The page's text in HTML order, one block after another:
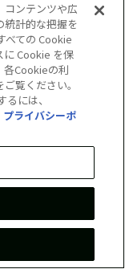
コンテンツや広
統計的な把握を
べての Cookie
に Cookie を保
各Cookieの利
覧ください。
には、
プライバシーポ